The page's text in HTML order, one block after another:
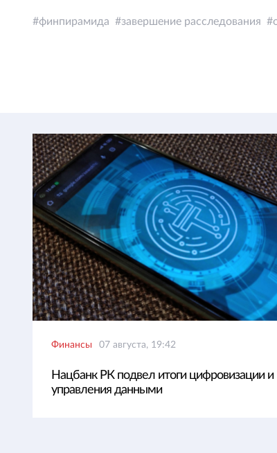
финпирамида завершение расследования
Финансы 07 августа, 19:42
Нацбанк РК подвел итоги цифровизации и
управления данными